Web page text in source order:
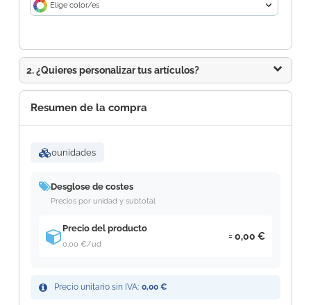
Elige color/es
2. ¿Quieres personalizar tus artículos?
Resumen de la compra
0unidades
Desglose de costes
Precios por unidad y subtotal
Precio del producto
0,00 €/ud
0,00 €
Precio unitario sin IVA: 0,00 €